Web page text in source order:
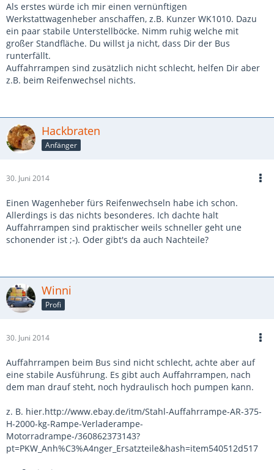
Als erstes würde ich mir einen vernünftigen
Werkstattwagenheber anschaffen, z.B. Kunzer WK1010. Dazu
ein paar stabile Unterstellböcke. Nimm ruhig welche mit
großer Standfläche. Du willst ja nicht, dass Dir der Bus
runterfällt.
Auffahrrampen sind zusätzlich nicht schlecht, helfen Dir aber
z.B. beim Reifenwechsel nichts.
Hackbraten
Anfänger
30. Juni 2014
Einen Wagenheber fürs Reifenwechseln habe ich schon.
Allerdings is das nichts besonderes. Ich dachte halt
Auffahrrampen sind praktischer weils schneller geht une
schonender ist ;-). Oder gibt's da auch Nachteile?
Winni
Profi
30. Juni 2014
Auffahrrampen beim Bus sind nicht schlecht, achte aber auf
eine stabile Ausführung. Es gibt auch Auffahrrampen, nach
dem man drauf steht, noch hydraulisch hoch pumpen kann.
z. B. hier.http://www.ebay.de/itm/Stahl-Auffahrrampe-AR-375-
H-2000-kg-Rampe-Verladerampe-
Motorradrampe-/360862373143?
pt=PKW_Anh%C3%A4nger_Ersatzteile&hash=item540512d517